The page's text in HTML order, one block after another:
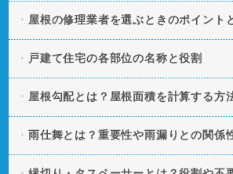
屋根の修理業者を選ぶときのポイント
戸建て住宅の各部位の名称と役割
屋根勾配とは？屋根面積を計算する方
雨仕舞とは？重要性や雨漏りとの関係